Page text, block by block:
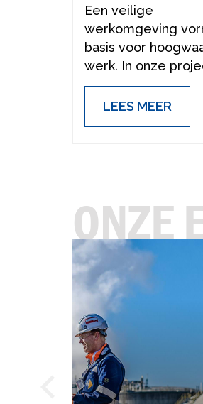
Een veilige
werkomgeving
basis voor
werk. In onze
binnen de industrie
daarbuiten.
LEES MEER
ONZE